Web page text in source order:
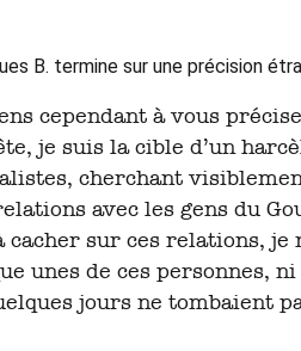
B. termine sur une précision
je suis la cible d’un
cherchant
avec les gens du
cacher sur ces relations, je
unes de ces personnes,
jours ne tombaient